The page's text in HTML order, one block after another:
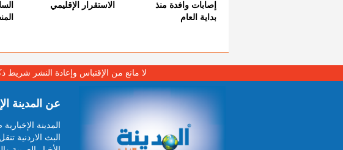
إصابات وافدة منذ
بداية العام
الاستقرار الإقليمي
لا مانع من الإقتباس وإعادة النشر شريط
عن المدينة
المدينة
البث الاردنية